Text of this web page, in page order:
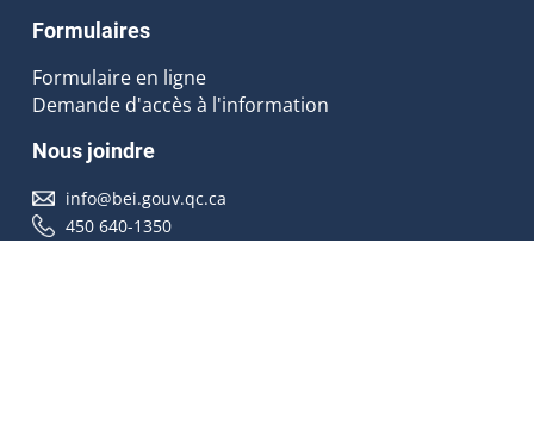
Formulaires
Formulaire en ligne
Demande d'accès à l'information
Nous joindre
info@bei.gouv.qc.ca
450 640-1350